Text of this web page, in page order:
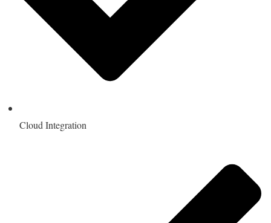
Cloud Integration